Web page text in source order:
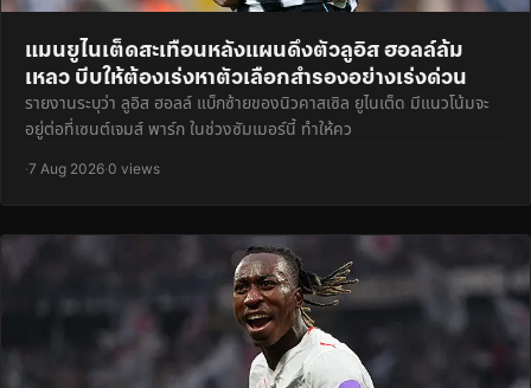
แมนยูไนเต็ดสะเทือนหลังแผนดึงตัวลูอิส ฮอลล์ล้ม
เหลว บีบให้ต้องเร่งหาตัวเลือกสำรองอย่างเร่งด่วน
รายงานระบุว่า ลูอิส ฮอลล์ แบ็กซ้ายของนิวคาสเซิล ยูไนเต็ด มีแนวโน้มจะ
อยู่ต่อที่เซนต์เจมส์ พาร์ก ในช่วงซัมเมอร์นี้ ทำให้คว
·7 Aug 2026·0 views